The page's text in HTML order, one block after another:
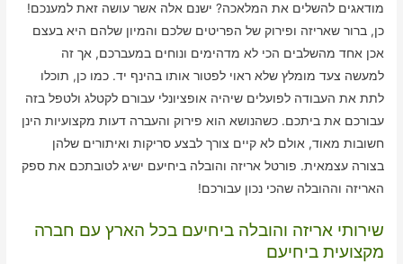
מודאגים להשלים את המלאכה? ישנם אלה אשר עושה זאת למענכם!
כן, ברור שאריזה ופירוק של הפריטים שלכם והמיון שלהם היא בעצם
אכן אחד מהשלבים הכי לא מדהימים ונוחים במעברכם, אך זה
למעשה צעד מומלץ שלא ראוי לפטור אותו בהינף יד. כמו כן, תוכלו
לתת את העבודה לפועלים שיהיה אופציונלי עבורם לקטלג ולטפל בזה
עבורכם את ביתכם. כשהנושא הוא פירוק והעברה דעות מקצועיות הינן
חשובות מאוד, אולם לא קיים צורך לבצע סריקות ואיתורים שלהן
בצורה עצמאית. פורטל אריזה והובלה ביחיעם ישיג לטובתכם את ספק
האריזה וההובלה שהכי נכון עבורכם!
שירותי אריזה והובלה ביחיעם בכל הארץ עם חברה
מקצועית ביחיעם